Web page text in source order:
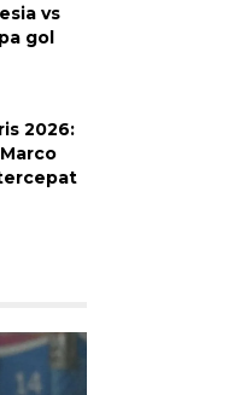
vs
gol
2026: